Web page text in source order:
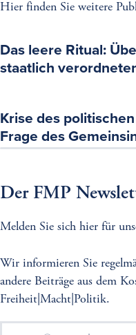
Hier finden Sie weitere
Das leere Ritual:
staatlich
Krise des
Frage des
Der FMP
Melden Sie sich hier für
Wir informieren Sie
andere Beiträge aus dem
Freiheit|Macht|Politik.